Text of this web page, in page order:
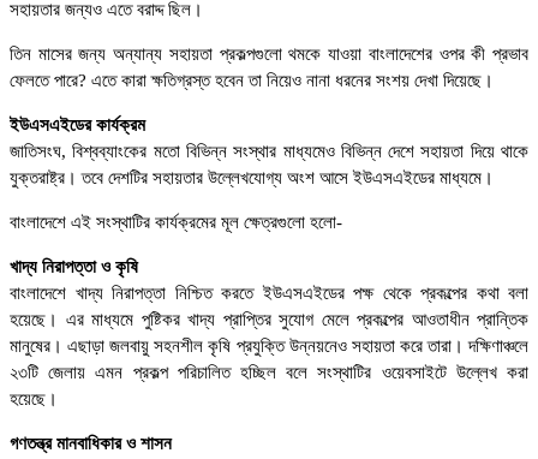
সহায়তার জন্যও এতে বরাদ্দ ছিল।
তিন মাসের জন্য অন্যান্য সহায়তা প্রকল্পগুলো থমকে যাওয়া বাংলাদেশের ওপর কী প্রভাব
ফেলতে পারে? এতে কারা ক্ষতিগ্রস্ত হবেন তা নিয়েও নানা ধরনের সংশয় দেখা দিয়েছে।
ইউএসএইডের কার্যক্রম
জাতিসংঘ, বিশ্বব্যাংকের মতো বিভিন্ন সংস্থার মাধ্যমেও বিভিন্ন দেশে সহায়তা দিয়ে থাকে
যুক্তরাষ্ট্র। তবে দেশটির সহায়তার উল্লেখযোগ্য অংশ আসে ইউএসএইডের মাধ্যমে।
বাংলাদেশে এই সংস্থাটির কার্যক্রমের মূল ক্ষেত্রগুলো হলো-
খাদ্য নিরাপত্তা ও কৃষি
বাংলাদেশে খাদ্য নিরাপত্তা নিশ্চিত করতে ইউএসএইডের পক্ষ থেকে প্রকল্পের কথা বলা
হয়েছে। এর মাধ্যমে পুষ্টিকর খাদ্য প্রাপ্তির সুযোগ মেলে প্রকল্পের আওতাধীন প্রান্তিক
মানুষের। এছাড়া জলবায়ু সহনশীল কৃষি প্রযুক্তি উন্নয়নেও সহায়তা করে তারা। দক্ষিণাঞ্চলে
২৩টি জেলায় এমন প্রকল্প পরিচালিত হচ্ছিল বলে সংস্থাটির ওয়েবসাইটে উল্লেখ করা
হয়েছে।
গণতন্ত্র মানবাধিকার ও শাসন